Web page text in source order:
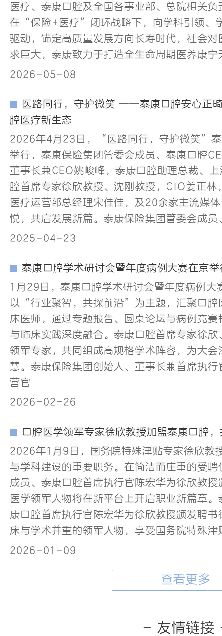
医疗、泰康口腔及全国各事业部、总院相关
在“保险+医疗”闭环战略下，向学科引领、
驱动，锚定高质量发展方向长寿时代，社会
求巨大，泰康致力于打造全生命周期医养康
2026-05-08
医路同行，守护微笑 ——泰康口腔安心正
腔医疗新生态
2026年4月23日，“医路同行，守护微笑”泰
举行，泰康保险集团管委会成员、泰康口腔
董事长兼CEO姚峻峰，泰康口腔助理总裁、
腔首席专家徐欣教授、沈刚教授，CIO姜正林
医疗运营部总经理宋佳佳，及20余家主流媒
悦，共启发展新篇。泰康保险集团管委会成员
2025-04-23
泰康口腔学术研讨会暨年度病例大赛在京举
1月29日，泰康口腔学术研讨会暨年度病例大
以“行业聚智，共探前沿”为主题，汇聚口腔
床医师，通过专题报告、圆桌论坛与病例竞
与临床实践深度融合。泰康口腔首席专家徐
领军专家，共同组成高规格学术阵容，为大
慧。泰康保险集团创始人、董事长兼首席执
营官
2026-02-26
口腔医学领军专家徐欣教授加盟泰康口腔
2026年1月9日，国务院特殊津贴专家徐欣教
与学科建设的重要职务。在简洁而庄重的受
成员、泰康口腔首席执行官陈宏华为徐欣教
医学领军人物将在新平台上开启职业新篇章
康口腔首席执行官陈宏华为徐欣教授颁发聘
床与学术并重的领军人物，享受国务院特殊
2026-01-09
查看更多
- 友情链